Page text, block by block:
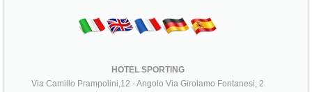
HOTEL SPORTING
Via Camillo Prampolini,12 - Angolo Via Girolamo Fontanesi, 2